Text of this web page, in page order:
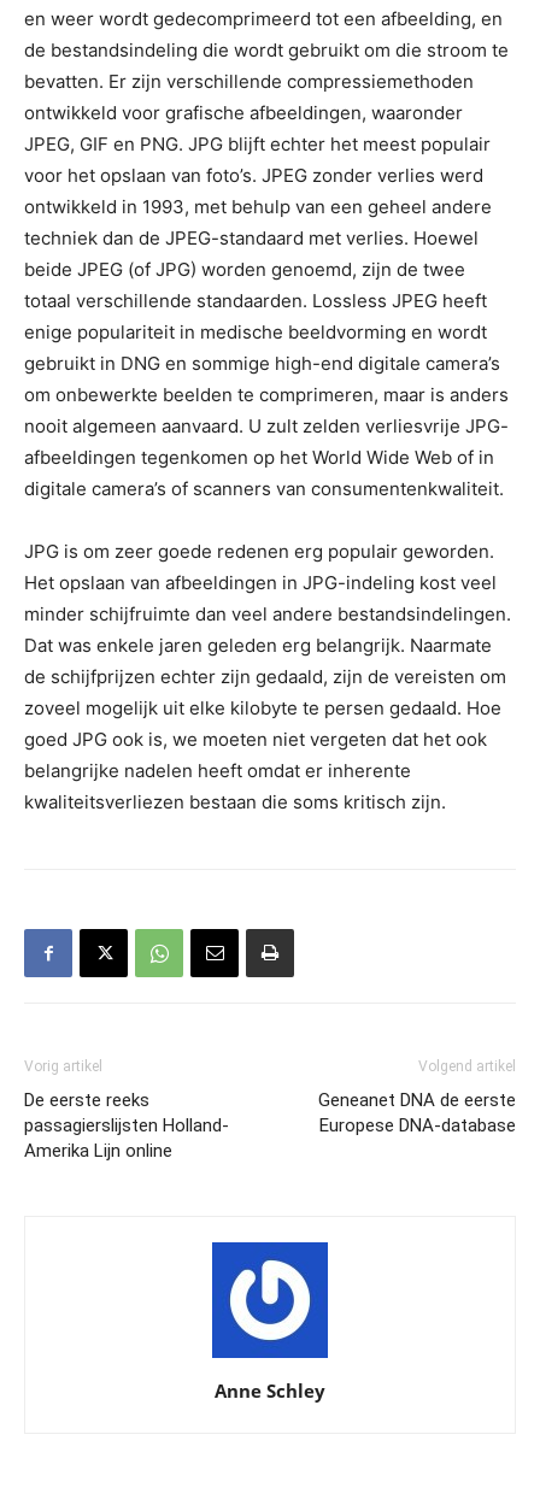
en weer wordt gedecomprimeerd tot een afbeelding, en
de bestandsindeling die wordt gebruikt om die stroom te
bevatten. Er zijn verschillende compressiemethoden
ontwikkeld voor grafische afbeeldingen, waaronder
JPEG, GIF en PNG. JPG blijft echter het meest populair
voor het opslaan van foto’s. JPEG zonder verlies werd
ontwikkeld in 1993, met behulp van een geheel andere
techniek dan de JPEG-standaard met verlies. Hoewel
beide JPEG (of JPG) worden genoemd, zijn de twee
totaal verschillende standaarden. Lossless JPEG heeft
enige populariteit in medische beeldvorming en wordt
gebruikt in DNG en sommige high-end digitale camera’s
om onbewerkte beelden te comprimeren, maar is anders
nooit algemeen aanvaard. U zult zelden verliesvrije JPG-
afbeeldingen tegenkomen op het World Wide Web of in
digitale camera’s of scanners van consumentenkwaliteit.
JPG is om zeer goede redenen erg populair geworden.
Het opslaan van afbeeldingen in JPG-indeling kost veel
minder schijfruimte dan veel andere bestandsindelingen.
Dat was enkele jaren geleden erg belangrijk. Naarmate
de schijfprijzen echter zijn gedaald, zijn de vereisten om
zoveel mogelijk uit elke kilobyte te persen gedaald. Hoe
goed JPG ook is, we moeten niet vergeten dat het ook
belangrijke nadelen heeft omdat er inherente
kwaliteitsverliezen bestaan die soms kritisch zijn.
Vorig artikel
De eerste reeks
passagierslijsten Holland-
Amerika Lijn online
Volgend artikel
Geneanet DNA de eerste
Europese DNA-database
Anne Schley